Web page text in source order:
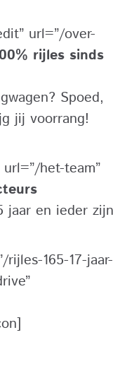
url=”/over-
rijles sinds
Spoed,
jij voorrang!
het-team”
jaar en ieder zijn
165-17-jaar-